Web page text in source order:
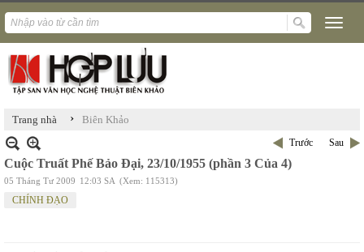
Trang nhà › Biên Khảo
Trước Sau
Cuộc Truất Phế Bảo Đại, 23/10/1955 (phần 3 Của 4)
05 Tháng Tư 2009 12:03 SA (Xem: 115313)
CHÍNH ĐẠO